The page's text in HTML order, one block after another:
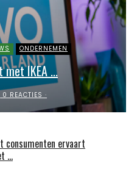
ONDERNEMEN
IKEA ...
0 REACTIES
consumenten ervaart
...